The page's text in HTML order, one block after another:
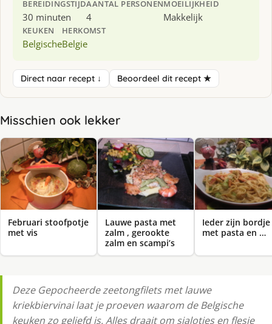
BEREIDINGSTIJD
30 minuten
AANTAL PERSONEN
4
MOEILIJKHEID
Makkelijk
KEUKEN
Belgische
HERKOMST
Belgie
Direct naar recept ↓ Beoordeel dit recept ★
Misschien ook lekker
Februari stoofpotje
met vis
Lauwe pasta met
zalm , gerookte
zalm en scampi’s
Ieder zijn bordje
met pasta en …
Deze Gepocheerde zeetongfilets met lauwe
kriekbiervinai laat je proeven waarom de Belgische
keuken zo geliefd is. Alles draait om sjalotjes en flesje